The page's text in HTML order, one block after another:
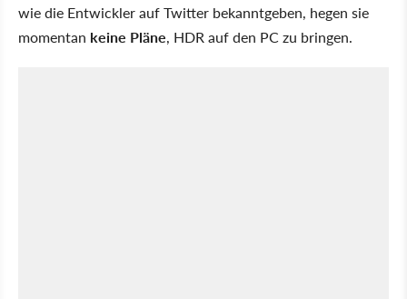
wie die Entwickler auf Twitter bekanntgeben, hegen sie
momentan keine Pläne, HDR auf den PC zu bringen.